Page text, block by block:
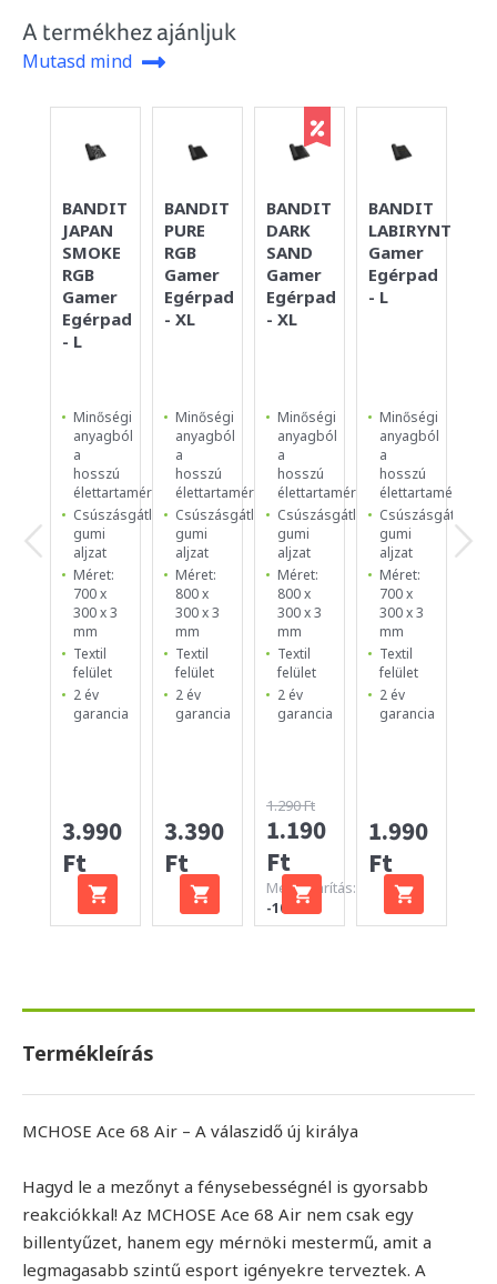
A termékhez ajánljuk
Mutasd mind
BANDIT
JAPAN
SMOKE
RGB
Gamer
Egérpad
- L
Minőségi
anyagból
a
hosszú
élettartamért
Csúszásgátló
gumi
aljzat
Méret:
700 x
300 x 3
mm
Textil
felület
2 év
garancia
3.990
Ft
BANDIT
PURE
RGB
Gamer
Egérpad
- XL
Minőségi
anyagból
a
hosszú
élettartamért
Csúszásgátló
gumi
aljzat
Méret:
800 x
300 x 3
mm
Textil
felület
2 év
garancia
3.390
Ft
BANDIT
DARK
SAND
Gamer
Egérpad
- XL
Minőségi
anyagból
a
hosszú
élettartamért
Csúszásgátló
gumi
aljzat
Méret:
800 x
300 x 3
mm
Textil
felület
2 év
garancia
1.290 Ft
1.190
Ft
Megtakarítás:
-100 Ft
BANDIT
LABIRYNTH
Gamer
Egérpad
- L
Minőségi
anyagból
a
hosszú
élettartamért
Csúszásgátló
gumi
aljzat
Méret:
700 x
300 x 3
mm
Textil
felület
2 év
garancia
1.990
Ft
Termékleírás
MCHOSE Ace 68 Air – A válaszidő új királya
Hagyd le a mezőnyt a fénysebességnél is gyorsabb
reakciókkal! Az MCHOSE Ace 68 Air nem csak egy
billentyűzet, hanem egy mérnöki mestermű, amit a
legmagasabb szintű esport igényekre terveztek. A